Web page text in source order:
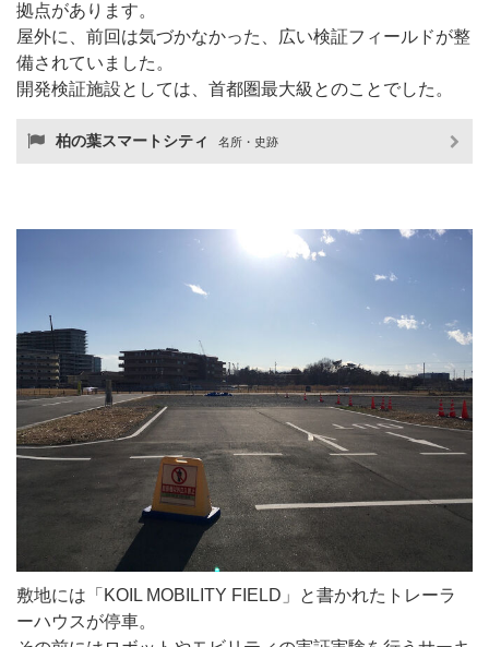
拠点があります。
屋外に、前回は気づかなかった、広い検証フィールドが整
備されていました。
開発検証施設としては、首都圏最大級とのことでした。
柏の葉スマートシティ 名所・史跡
敷地には「KOIL MOBILITY FIELD」と書かれたトレーラ
ーハウスが停車。